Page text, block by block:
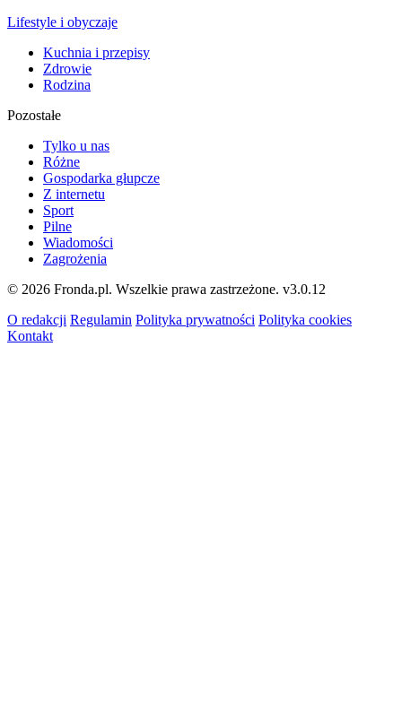
Lifestyle i obyczaje
Kuchnia i przepisy
Zdrowie
Rodzina
Pozostałe
Tylko u nas
Różne
Gospodarka głupcze
Z internetu
Sport
Pilne
Wiadomości
Zagrożenia
© 2026 Fronda.pl. Wszelkie prawa zastrzeżone. v3.0.12
O redakcji Regulamin Polityka prywatności Polityka cookies
Kontakt